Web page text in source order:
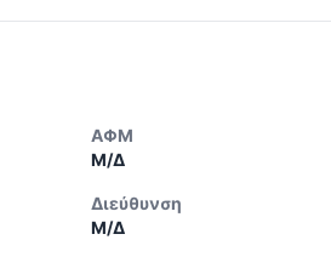
ΑΦΜ
Μ/Δ
Διεύθυνση
Μ/Δ